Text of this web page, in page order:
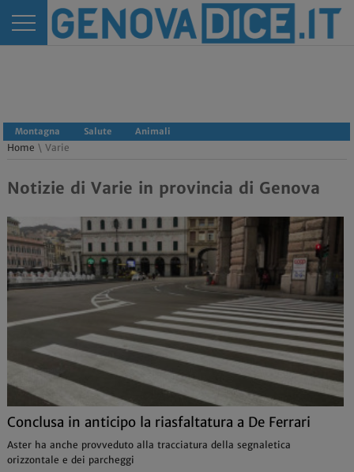
Montagna Salute Animali
Home \ Varie
Notizie di Varie in provincia di Genova
Conclusa in anticipo la riasfaltatura a De Ferrari
Aster ha anche provveduto alla tracciatura della segnaletica
orizzontale e dei parcheggi